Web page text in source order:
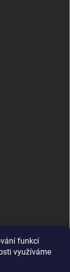
funkcí
využíváme